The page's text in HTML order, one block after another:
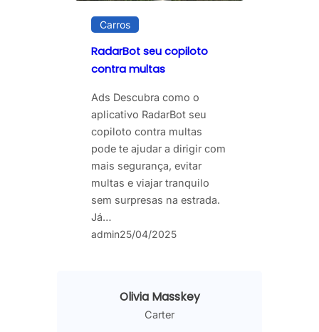
Carros
RadarBot seu copiloto
contra multas
Ads Descubra como o
aplicativo RadarBot seu
copiloto contra multas
pode te ajudar a dirigir com
mais segurança, evitar
multas e viajar tranquilo
sem surpresas na estrada.
Já…
admin25/04/2025
Olivia Masskey
Carter